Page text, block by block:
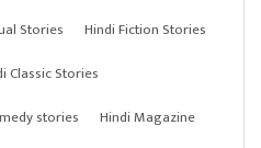
Stories
Hindi Fiction Stories
Classic Stories
stories
Hindi Magazine